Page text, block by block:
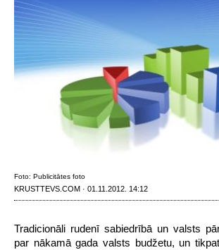
Foto: Publicitātes foto
KRUSTTEVS.COM · 01.11.2012. 14:12
Tradicionāli rudenī sabiedrībā un valsts
par nākamā gada valsts budžetu, un